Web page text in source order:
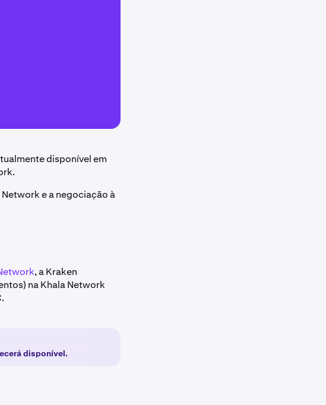
disponível em
e a negociação à
, a Kraken
na Khala Network
disponível.